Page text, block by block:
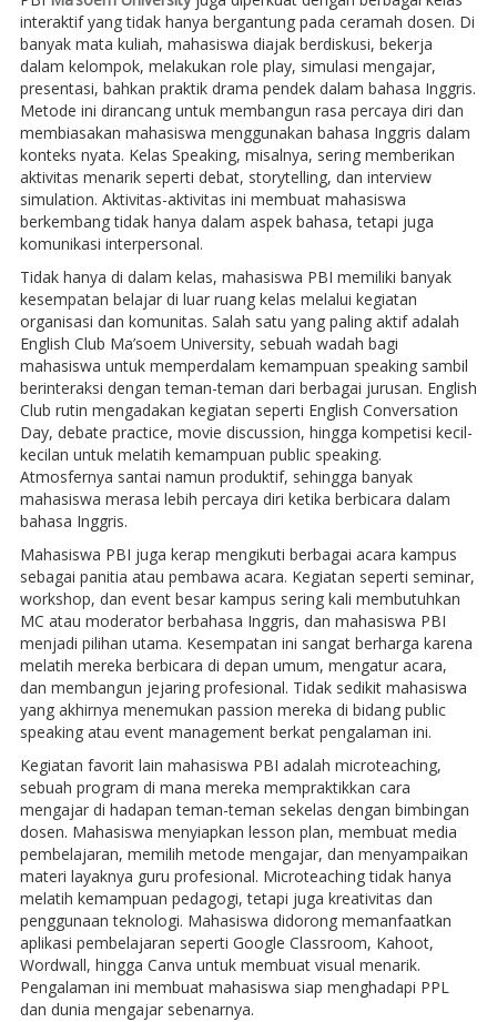
interaktif yang tidak hanya bergantung pada ceramah dosen. Di
banyak mata kuliah, mahasiswa diajak berdiskusi, bekerja
dalam kelompok, melakukan role play, simulasi mengajar,
presentasi, bahkan praktik drama pendek dalam bahasa Inggris.
Metode ini dirancang untuk membangun rasa percaya diri dan
membiasakan mahasiswa menggunakan bahasa Inggris dalam
konteks nyata. Kelas Speaking, misalnya, sering memberikan
aktivitas menarik seperti debat, storytelling, dan interview
simulation. Aktivitas-aktivitas ini membuat mahasiswa
berkembang tidak hanya dalam aspek bahasa, tetapi juga
komunikasi interpersonal.
Tidak hanya di dalam kelas, mahasiswa PBI memiliki banyak
kesempatan belajar di luar ruang kelas melalui kegiatan
organisasi dan komunitas. Salah satu yang paling aktif adalah
English Club Ma’soem University, sebuah wadah bagi
mahasiswa untuk memperdalam kemampuan speaking sambil
berinteraksi dengan teman-teman dari berbagai jurusan. English
Club rutin mengadakan kegiatan seperti English Conversation
Day, debate practice, movie discussion, hingga kompetisi kecil-
kecilan untuk melatih kemampuan public speaking.
Atmosfernya santai namun produktif, sehingga banyak
mahasiswa merasa lebih percaya diri ketika berbicara dalam
bahasa Inggris.
Mahasiswa PBI juga kerap mengikuti berbagai acara kampus
sebagai panitia atau pembawa acara. Kegiatan seperti seminar,
workshop, dan event besar kampus sering kali membutuhkan
MC atau moderator berbahasa Inggris, dan mahasiswa PBI
menjadi pilihan utama. Kesempatan ini sangat berharga karena
melatih mereka berbicara di depan umum, mengatur acara,
dan membangun jejaring profesional. Tidak sedikit mahasiswa
yang akhirnya menemukan passion mereka di bidang public
speaking atau event management berkat pengalaman ini.
Kegiatan favorit lain mahasiswa PBI adalah microteaching,
sebuah program di mana mereka mempraktikkan cara
mengajar di hadapan teman-teman sekelas dengan bimbingan
dosen. Mahasiswa menyiapkan lesson plan, membuat media
pembelajaran, memilih metode mengajar, dan menyampaikan
materi layaknya guru profesional. Microteaching tidak hanya
melatih kemampuan pedagogi, tetapi juga kreativitas dan
penggunaan teknologi. Mahasiswa didorong memanfaatkan
aplikasi pembelajaran seperti Google Classroom, Kahoot,
Wordwall, hingga Canva untuk membuat visual menarik.
Pengalaman ini membuat mahasiswa siap menghadapi PPL
dan dunia mengajar sebenarnya.